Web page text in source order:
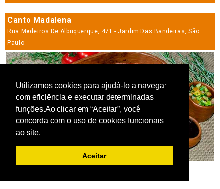
Utilizamos cookies para ajudá-lo a navegar
com eficiência e executar determinadas
funções.Ao clicar em “Aceitar”, você
concorda com o uso de cookies funcionais
ao site.
Aceitar
Canto Madalena
Rua Medeiros De Albuquerque, 471 - Jardim Das Bandeiras, São
Paulo